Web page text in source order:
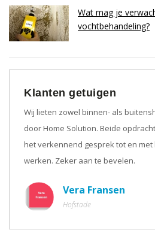
Wat mag je
vochtbehandeling?
Klanten getuigen
Wij lieten zowel binnen- als
door Home Solution. Beide
het verkennend gesprek tot en
werken. Zeker aan te bevelen.
Vera Fransen
Hofstade